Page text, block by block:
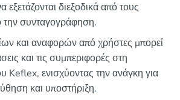
εξετάζονται διεξοδικά από τους
την συνταγογράφηση.
και αναφορών από χρήστες μπορεί
και τις συμπεριφορές στη
Keflex, ενισχύοντας την ανάγκη για
και υποστήριξη.